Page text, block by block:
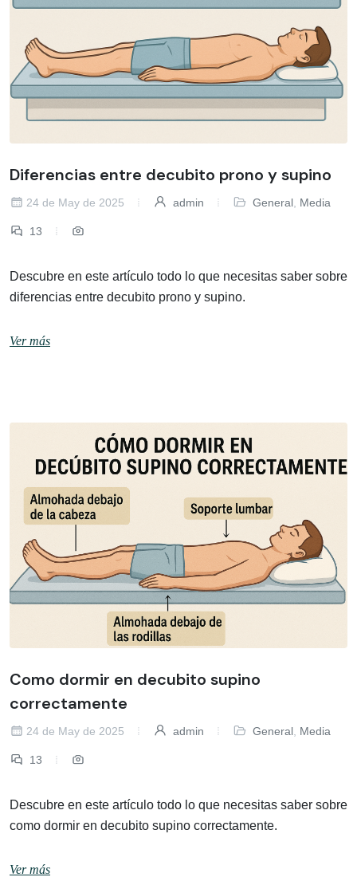
Diferencias entre decubito prono y supino
24 de May de 2025 admin General Media
13
Descubre en este artículo todo lo que necesitas saber sobre
diferencias entre decubito prono y supino.
Ver más
Como dormir en decubito supino
correctamente
24 de May de 2025 admin General Media
13
Descubre en este artículo todo lo que necesitas saber sobre
como dormir en decubito supino correctamente.
Ver más